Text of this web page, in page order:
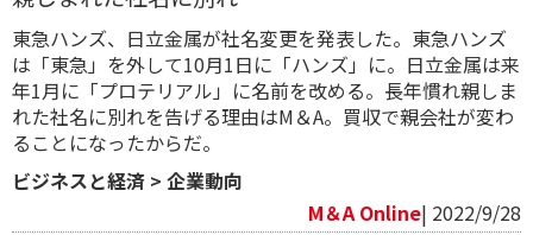
東急ハンズ、日立金属が社名変更を発表した。東急ハンズ
は「東急」を外して10月1日に「ハンズ」に。日立金属は来
年1月に「プロテリアル」に名前を改める。長年慣れ親しま
れた社名に別れを告げる理由はM＆A。買収で親会社が変わ
ることになったからだ。
ビジネスと経済 > 企業動向
M＆A Online| 2022/9/28